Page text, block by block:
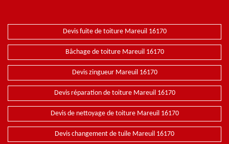
Devis fuite de toiture Mareuil 16170
Bâchage de toiture Mareuil 16170
Devis zingueur Mareuil 16170
Devis réparation de toiture Mareuil 16170
Devis de nettoyage de toiture Mareuil 16170
Devis changement de tuile Mareuil 16170